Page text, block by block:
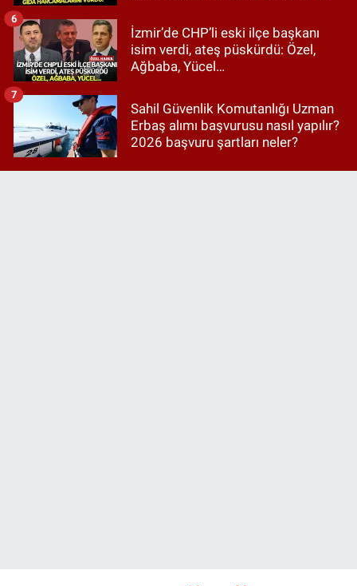
İzmir’de CHP’li eski ilçe başkanı
isim verdi, ateş püskürdü: Özel,
Ağbaba, Yücel…
6
Sahil Güvenlik Komutanlığı Uzman
Erbaş alımı başvurusu nasıl yapılır?
2026 başvuru şartları neler?
7